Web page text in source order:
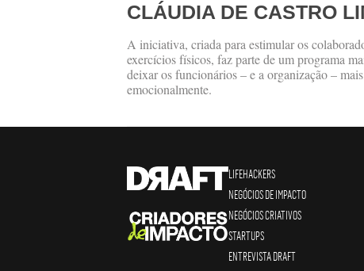
CLÁUDIA DE CASTRO
A iniciativa, criada para estimular os
exercícios físicos, faz parte de um programa
deixar os funcionários – e a organização –
emocionalmente.
LIFEHACKERS
NEGÓCIOS DE IMPACTO
NEGÓCIOS CRIATIVOS
STARTUPS
ENTREVISTA DRAFT